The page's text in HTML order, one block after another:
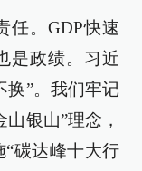
任。GDP快速
是政绩。习近
换”。我们牢记
银山”理念，
碳达峰十大行